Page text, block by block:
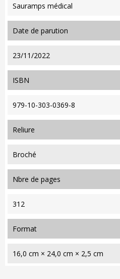
Sauramps médical
date de parution
23/11/2022
ISBN
979-10-303-0369-8
reliure
Broché
nbre de pages
312
format
16,0 cm × 24,0 cm × 2,5 cm